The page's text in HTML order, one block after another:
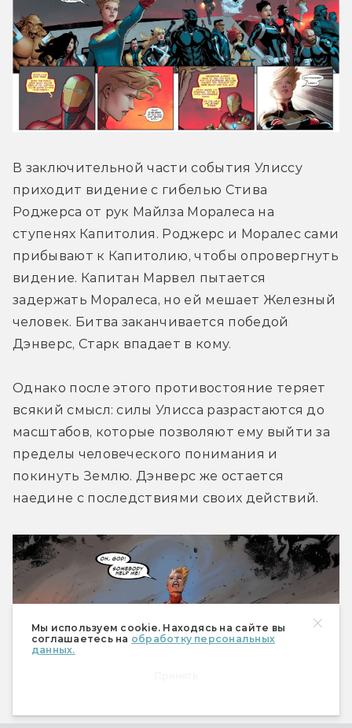
Мы используем cookie. Находясь на сайте вы
соглашаетесь на обработку персональных
данных.
В заключительной части события Улиссу
приходит видение с гибелью Стива
Роджерса от рук Майлза Моралеса на
ступенях Капитолия. Роджерс и Моралес сами
прибывают к Капитолию, чтобы опровергнуть
видение. Капитан Марвел пытается
задержать Моралеса, но ей мешает Железный
человек. Битва заканчивается победой
Дэнверс, Старк впадает в кому.
Однако после этого противостояние теряет
всякий смысл: силы Улисса разрастаются до
масштабов, которые позволяют ему выйти за
пределы человеческого понимания и
покинуть Землю. Дэнверс же остается
наедине с последствиями своих действий.